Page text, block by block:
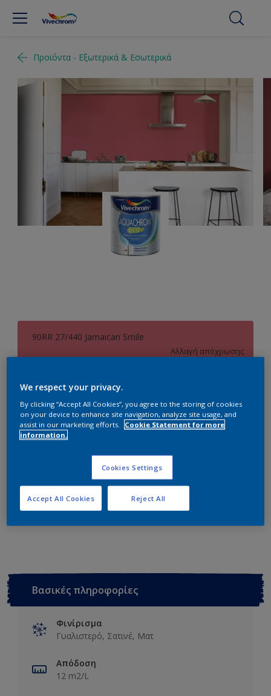
Προϊόντα - Εξωτερικά & Εσωτερικά
90RR 27/440 Jamaican Smile
Αλλαγή απόχρωσης
Συσκευασία
0.75L 2.25L
Ποσότητα
Προσθήκη στο Workspace
Βασικές πληροφορίες
Φινίρισμα
Γυαλιστερό, Σατινέ, Ματ
Απόδοση
12 m2/L
We respect your privacy.
By clicking “Accept All Cookies”, you agree to the storing of cookies
on your device to enhance site navigation, analyze site usage, and
assist in our marketing efforts.
Cookie Statement for more
information.
Cookies Settings
Reject All
Accept All Cookies